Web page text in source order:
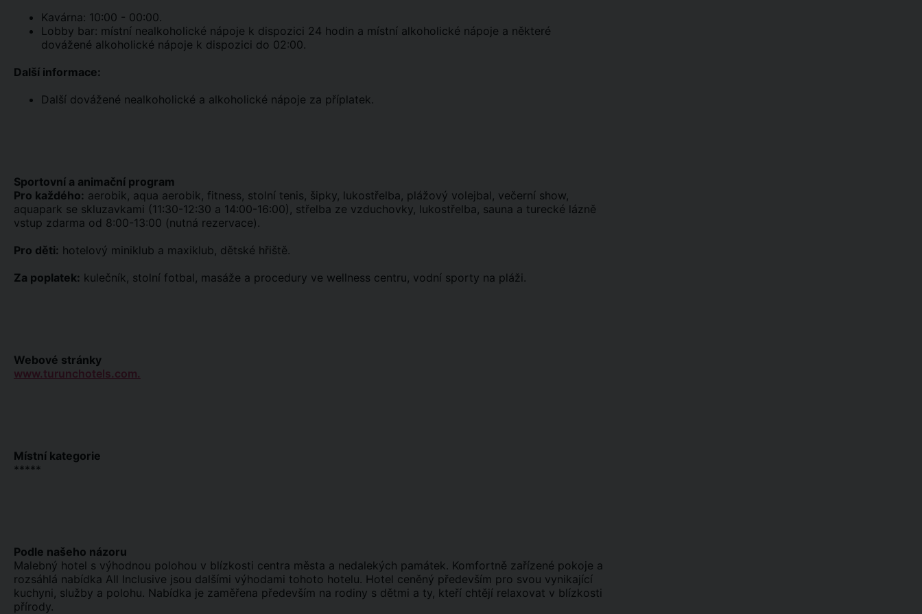
Kavárna: 10:00 - 00:00.
Lobby bar: místní nealkoholické nápoje k dispozici 24 hodin a místní alkoholické nápoje a některé
dovážené alkoholické nápoje k dispozici do 02:00.
Další informace:
Další dovážené nealkoholické a alkoholické nápoje za příplatek.
Sportovní a animační program
Pro každého: aerobik, aqua aerobik, fitness, stolní tenis, šipky, lukostřelba, plážový volejbal, večerní show,
aquapark se skluzavkami (11:30-12:30 a 14:00-16:00), střelba ze vzduchovky, lukostřelba, sauna a turecké lázně
vstup zdarma od 8:00-13:00 (nutná rezervace).
Pro děti: hotelový miniklub a maxiklub, dětské hřiště.
Za poplatek: kulečník, stolní fotbal, masáže a procedury ve wellness centru, vodní sporty na pláži.
Webové stránky
www.turunchotels.com.
Místní kategorie
*****
Podle našeho názoru
Malebný hotel s výhodnou polohou v blízkosti centra města a nedalekých památek. Komfortně zařízené pokoje a
rozsáhlá nabídka All Inclusive jsou dalšími výhodami tohoto hotelu. Hotel ceněný především pro svou vynikající
kuchyni, služby a polohu. Nabídka je zaměřena především na rodiny s dětmi a ty, kteří chtějí relaxovat v blízkosti
přírody.